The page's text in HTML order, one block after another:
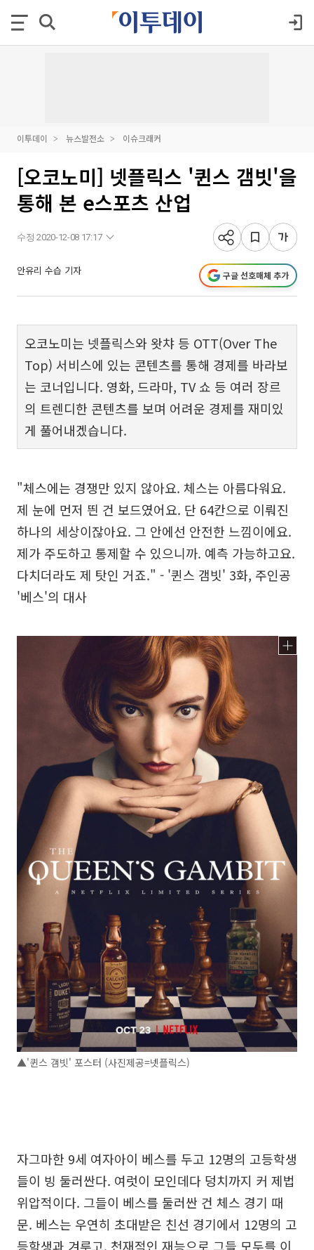
이투데이 뉴스발전소 이슈크래커
[오코노미] 넷플릭스 '퀸스 갬빗'을
통해 본 e스포츠 산업
수정 2020-12-08 17:17
안유리 수습 기자 구글 선호매체 추가
오코노미는 넷플릭스와 왓챠 등 OTT(Over The
Top) 서비스에 있는 콘텐츠를 통해 경제를 바라보
는 코너입니다. 영화, 드라마, TV 쇼 등 여러 장르
의 트렌디한 콘텐츠를 보며 어려운 경제를 재미있
게 풀어내겠습니다.
"체스에는 경쟁만 있지 않아요. 체스는 아름다워요.
제 눈에 먼저 띈 건 보드였어요. 단 64칸으로 이뤄진
하나의 세상이잖아요. 그 안에선 안전한 느낌이에요.
제가 주도하고 통제할 수 있으니까. 예측 가능하고요.
다치더라도 제 탓인 거죠." - '퀸스 갬빗' 3화, 주인공
'베스'의 대사
▲'퀸스 갬빗' 포스터 (사진제공=넷플릭스)
자그마한 9세 여자아이 베스를 두고 12명의 고등학생
들이 빙 둘러싼다. 여럿이 모인데다 덩치까지 커 제법
위압적이다. 그들이 베스를 둘러싼 건 체스 경기 때
문. 베스는 우연히 초대받은 친선 경기에서 12명의 고
등학생과 겨루고, 천재적인 재능으로 그들 모두를 이